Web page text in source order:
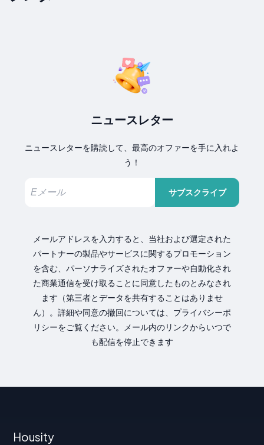
ニュースレター
ニュースレターを購読して、最高のオファーを手に入れよ
う！
サブスクライブ
メールアドレスを入力すると、当社および選定された
パートナーの製品やサービスに関するプロモーション
を含む、パーソナライズされたオファーや自動化され
た商業通信を受け取ることに同意したものとみなされ
ます（第三者とデータを共有することはありませ
ん）。詳細や同意の撤回については、プライバシーポ
リシーをご覧ください。メール内のリンクからいつで
も配信を停止できます
Housity